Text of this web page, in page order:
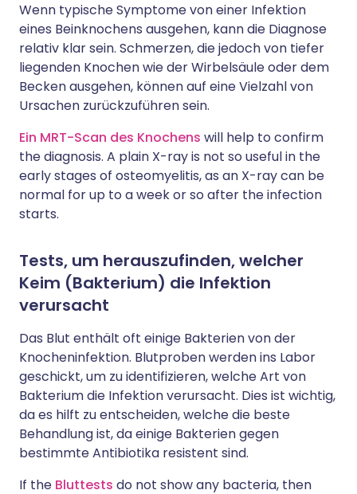
Wenn typische Symptome von einer Infektion
eines Beinknochens ausgehen, kann die Diagnose
relativ klar sein. Schmerzen, die jedoch von tiefer
liegenden Knochen wie der Wirbelsäule oder dem
Becken ausgehen, können auf eine Vielzahl von
Ursachen zurückzuführen sein.
Ein MRT-Scan des Knochens will help to confirm
the diagnosis. A plain X-ray is not so useful in the
early stages of osteomyelitis, as an X-ray can be
normal for up to a week or so after the infection
starts.
Tests, um herauszufinden, welcher
Keim (Bakterium) die Infektion
verursacht
Das Blut enthält oft einige Bakterien von der
Knocheninfektion. Blutproben werden ins Labor
geschickt, um zu identifizieren, welche Art von
Bakterium die Infektion verursacht. Dies ist wichtig,
da es hilft zu entscheiden, welche die beste
Behandlung ist, da einige Bakterien gegen
bestimmte Antibiotika resistent sind.
If the Bluttests do not show any bacteria, then